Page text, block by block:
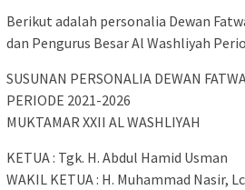
Berikut adalah personalia Dewan
dan Pengurus Besar Al Washliyah
SUSUNAN PERSONALIA DEWAN
PERIODE 2021-2026
MUKTAMAR XXII AL WASHLIYAH
KETUA : Tgk. H. Abdul Hamid Usman
WAKIL KETUA : H. Muhammad Nasir,